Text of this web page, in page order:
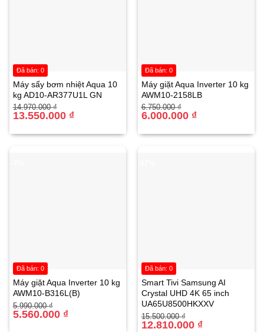
TIVI samsung trang bị loa tổng công suất 20W cho âm
thanh sống động, tăng cường hiệu ứng lan tỏa khi kết
hợp với loa thanh Samsung , kiến tạo không gian giải trí
bùng nổ.
Máy sấy bơm nhiệt Aqua 10
kg AD10-AR377U1L GN
14.970.000₫
Giá
gốc
13.550.000 ₫
Giá
hiện
13.550.000 ₫.
Đã bán: 0
Máy giặt Aqua Inverter 10 kg
AWM10-2158LB
6.750.000₫
Giá
gốc
6.000.000 ₫
Giá
hiện
6.000.000 ₫.
Đã bán: 0
Máy giặt Aqua Inverter 10 kg
AWM10-B316L(B)
5.990.000₫
Giá
gốc
5.560.000 ₫
Giá
hiện
Đã bán: 0
Smart Tivi Samsung AI
Crystal UHD 4K 65 inch
UA65U8500HKXXV
15.500.000₫
Giá
gốc
12.810.000 ₫
Giá
hiện
Đã bán: 0